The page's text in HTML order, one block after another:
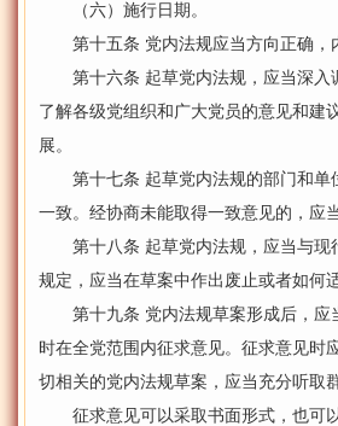
（六）施行日期。
第十五条 党内法规应当方向正确，
第十六条 起草党内法规，应当深入
了解各级党组织和广大党员的意见和建
展。
第十七条 起草党内法规的部门和单
一致。经协商未能取得一致意见的，应
第十八条 起草党内法规，应当与现
规定，应当在草案中作出废止或者如何
第十九条 党内法规草案形成后，应
时在全党范围内征求意见。征求意见时
切相关的党内法规草案，应当充分听取
征求意见可以采取书面形式，也可